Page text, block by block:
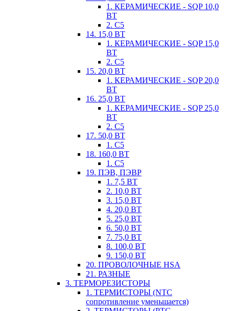
1. КЕРАМИЧЕСКИЕ - SQP 10,0
ВТ
2. С5
14. 15,0 ВТ
1. КЕРАМИЧЕСКИЕ - SQP 15,0
ВТ
2. С5
15. 20,0 ВТ
1. КЕРАМИЧЕСКИЕ - SQP 20,0
ВТ
16. 25,0 ВТ
1. КЕРАМИЧЕСКИЕ - SQP 25,0
ВТ
2. С5
17. 50,0 ВТ
1. С5
18. 160,0 ВТ
1. С5
19. ПЭВ, ПЭВР
1. 7,5 ВТ
2. 10,0 ВТ
3. 15,0 ВТ
4. 20,0 ВТ
5. 25,0 ВТ
6. 50,0 ВТ
7. 75,0 ВТ
8. 100,0 ВТ
9. 150,0 ВТ
20. ПРОВОЛОЧНЫЕ HSA
21. РАЗНЫЕ
3. ТЕРМОРЕЗИСТОРЫ
1. ТЕРМИСТОРЫ (NTC
сопротивление уменьшается)